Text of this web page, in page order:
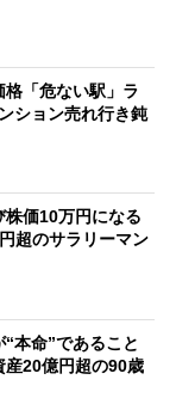
格「危ない駅」ラ
ション売れ行き鈍
株価10万円になる
超のサラリーマン
“本命”であること
産20億円超の90歳